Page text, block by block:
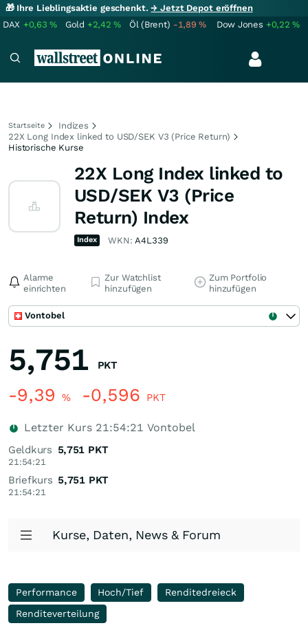
🎁 Ihre Lieblingsaktie geschenkt.→ Jetzt Depot eröffnen
DAX +0,63% Gold +2,42% Öl (Brent) -1,89% Dow Jones +0,22%
Startseite
Indizes
22X Long Index linked to USD/SEK V3 (Price Return)
Historische Kurse
22X Long Index linked to
USD/SEK V3 (Price
Return) Index
Index WKN:A4L339
Alarme
einrichten
Zur Watchlist
hinzufügen
Zum Portfolio
hinzufügen
Vontobel
5,751 PKT
-9,39 % -0,596 PKT
Letzter Kurs 21:54:21 Vontobel
Geldkurs
21:54:21
5,751 PKT
Briefkurs
21:54:21
5,751 PKT
Kurse, Daten, News & Forum
Performance Hoch/Tief
Renditedreieck
Renditeverteilung